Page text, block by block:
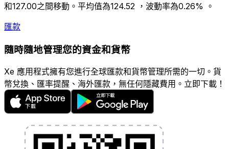
和127.00之間移動。平均值為124.52 ，波動率為0.26% 。
匯款
隨時隨地管理您的資金和貨幣
Xe 應用程式擁有您進行全球匯款和貨幣管理所需的一切。貨
幣兌換、匯率提醒、海外匯款，無任何隱藏費用。立即下載！